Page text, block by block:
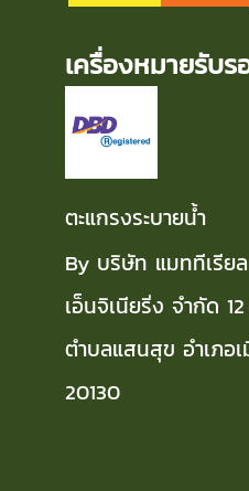
เครื่องหมายรับร
ตะแกรงระบายน้ำ
By บริษัท แมททีเรีย
เอ็นจิเนียริ่ง จำกัด
ตำบลแสนสุข อำเภอ
20130